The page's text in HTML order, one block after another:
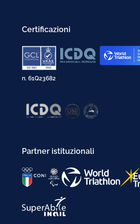
Certificazioni
n. 61Q23682
Partner istituzionali